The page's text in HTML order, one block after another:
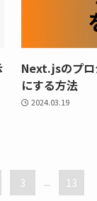
Next.jsのプ
にする方法
2024.03.19
3 ... 13